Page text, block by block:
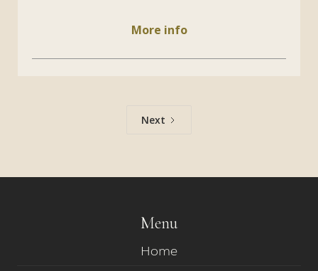
More info
Next
Menu
Home